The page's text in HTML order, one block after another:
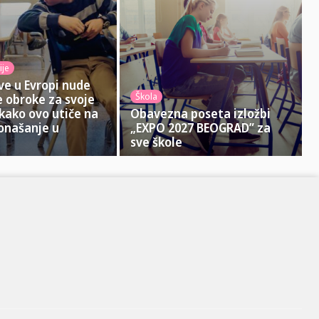
u Evropi nude
obroke za svoje
ovo utiče na
u
Škola
Obavezna poseta izložbi
„EXPO 2027 BEOGRAD” za
sve škole